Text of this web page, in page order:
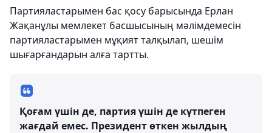
Партияластарымен бас қосу барысында Ерлан
Жақанұлы мемлекет басшысының мәлімдемесін
партияластарымен мұқият талқылап, шешім
шығарғандарын алға тартты.
Қоғам үшін де, партия үшін де күтпеген
жағдай емес. Президент өткен жылдың